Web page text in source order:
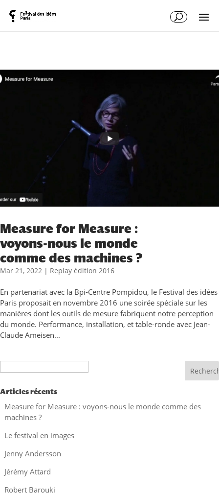
Measure for Measure :
voyons-nous le monde
comme des machines ?
Mar 21, 2022 | Replay édition 2016
En partenariat avec la Bpi-Centre Pompidou, le Festival des idées
Paris proposait en novembre 2016 une soirée spéciale sur les
manières dont les outils de mesure fabriquent notre perception
du monde. Performance, installation, et table-ronde avec Jean-
Claude Ameisen...
Articles récents
Measure for Measure : voyons-nous le monde comme des
machines ?
Le festival en images
Jenny Andersson
Jérémy Attard
Robert Barouki